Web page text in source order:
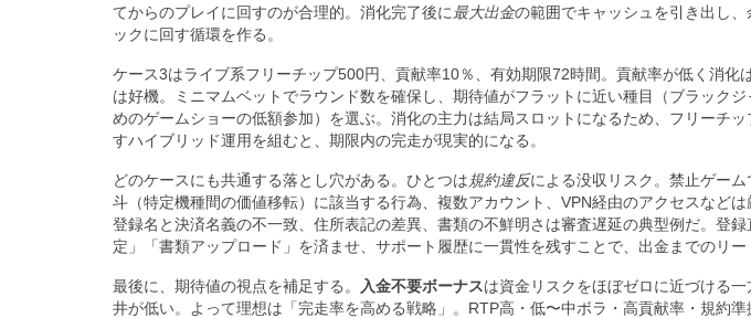
てからのプレイに回すのが合理的。消化完了後に最大出金の範囲でキャッシュを引き出し
ックに回す循環を作る。
ケース3はライブ系フリーチップ500円、貢献率10％、有効期限72時間。貢献率が低く消化
は好機。ミニマムベットでラウンド数を確保し、期待値がフラットに近い種目（ブラック
めのゲームショーの低額参加）を選ぶ。消化の主力は結局スロットになるため、フリーチ
すハイブリッド運用を組むと、期限内の完走が現実的になる。
どのケースにも共通する落とし穴がある。ひとつは規約違反による没収リスク。禁止ゲー
斗（特定機種間の価値移転）に該当する行為、複数アカウント、VPN経由のアクセスなどは
登録名と決済名義の不一致、住所表記の差異、書類の不鮮明さは審査遅延の典型例だ。登
定」「書類アップロード」を済ませ、サポート履歴に一貫性を残すことで、出金までのリー
最後に、期待値の視点を補足する。 入金不要ボーナスは資金リスクをほぼゼロに近づける一
井が低い。よって理想は「完走率を高める戦略」。RTP高・低〜中ボラ・高貢献率・規約